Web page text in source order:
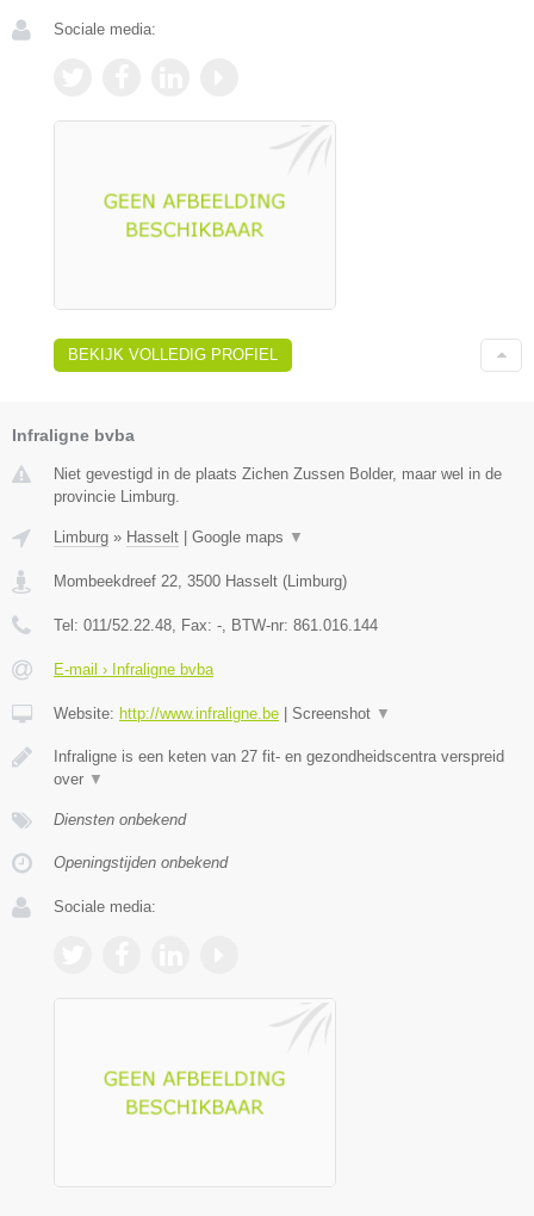
Sociale media:
BEKIJK VOLLEDIG PROFIEL
Infraligne bvba
Niet gevestigd in de plaats Zichen Zussen Bolder, maar wel in de
provincie Limburg.
Limburg » Hasselt Google maps ▼
Mombeekdreef 22 3500 Hasselt ( Limburg)
Tel: 011/52.22.48 , Fax: - , BTW-nr: 861.016.144
E-mail › Infraligne bvba
Website: http://www.infraligne.be Screenshot ▼
Infraligne is een keten van 27 fit- en gezondheidscentra verspreid
over ▼
Diensten onbekend
Openingstijden onbekend
Sociale media: